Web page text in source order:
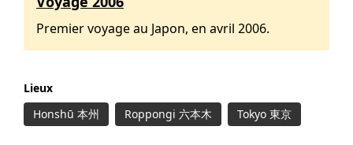
Premier voyage au Japon, en avril 2006.
Lieux
Honshū 本州
Roppongi 六本木 Tokyo 東京